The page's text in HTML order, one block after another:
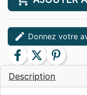
Description
edit Donnez votre
facebook twitter pinterest